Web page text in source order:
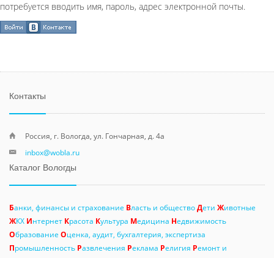
потребуется вводить имя, пароль, адрес электронной почты.
Контакты
Россия, г. Вологда, ул. Гончарная, д. 4а
inbox@wobla.ru
Каталог Вологды
Банки, финансы и страхование Власть и обществоДети Животные
ЖКХ Интернет Красота Культура Медицина Недвижимость
Образование Оценка, аудит, бухгалтерия, экспертиза
Промышленность Развлечения Реклама Религия Ремонт и